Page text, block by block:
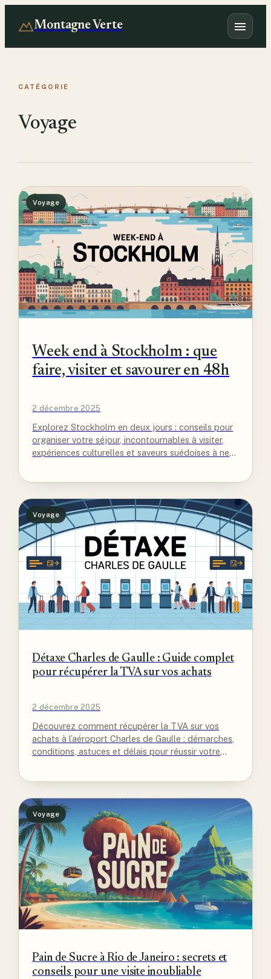
Montagne Verte
CATÉGORIE
Voyage
Voyage
Week end à Stockholm : que
faire, visiter et savourer en 48h
2 décembre 2025
Explorez Stockholm en deux jours : conseils pour
organiser votre séjour, incontournables à visiter,
expériences culturelles et saveurs suédoises à ne
Voyage
Détaxe Charles de Gaulle : Guide complet
pour récupérer la TVA sur vos achats
2 décembre 2025
Découvrez comment récupérer la TVA sur vos
achats à l’aéroport Charles de Gaulle : démarches,
conditions, astuces et délais pour réussir votre
Voyage
Pain de Sucre à Rio de Janeiro : secrets et
conseils pour une visite inoubliable